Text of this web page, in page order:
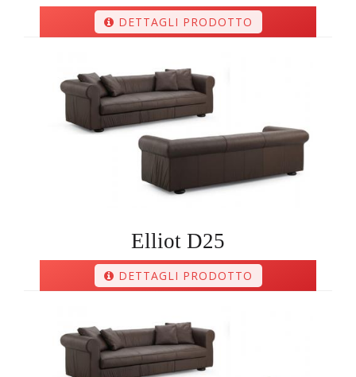
DETTAGLI PRODOTTO
Elliot D25
DETTAGLI PRODOTTO